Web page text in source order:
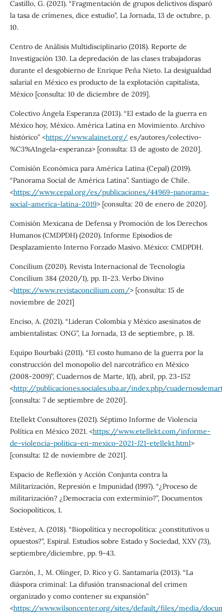
Castillo, G. (2021). “Fragmentación de grupos delictivos disparó
la tasa de crímenes, dice estudio”, La Jornada, 13 de octubre, p.
10.
Centro de Análisis Multidisciplinario (2018). Reporte de
Investigación 130. La depredación de las clases trabajadoras
durante el desgobierno de Enrique Peña Nieto. La desigualdad
salarial en México es producto de la explotación capitalista,
México [consulta: 10 de diciembre de 2019].
Colectivo Ángela Esperanza (2013). “El estado de la guerra en
México hoy, México. América Latina en Movimiento. Archivo
histórico” <https://www.alainet.org/es/autores/colectivo-
%C3%A1ngela-esperanza> [consulta: 13 de agosto de 2020].
Comisión Económica para América Latina (Cepal) (2019).
“Panorama Social de América Latina”. Santiago de Chile.
<https://www.cepal.org/es/publicaciones/44969-panorama-
social-america-latina-2019> [consulta: 20 de enero de 2020].
Comisión Mexicana de Defensa y Promoción de los Derechos
Humanos (CMDPDH) (2020). Informe Episodios de
Desplazamiento Interno Forzado Masivo. México: CMDPDH.
Concilium (2020). Revista Internacional de Tecnología
Concilium 384 (2020/1), pp. 11-23. Verbo Divino
<https://www.revistaconcilium.com/> [consulta: 15 de
noviembre de 2021]
Enciso, A. (2021). “Lideran Colombia y México asesinatos de
ambientalistas: ONG”, La Jornada, 13 de septiembre, p. 18.
Equipo Bourbaki (2011). “El costo humano de la guerra por la
construcción del monopolio del narcotráfico en México
(2008-2009)”, Cuadernos de Marte, 1(1), abril, pp. 23-152
<http://publicaciones.sociales.uba.ar/index.php/
[consulta: 7 de septiembre de 2020].
Etellekt Consultores (2021). Séptimo Informe de Violencia
Política en México 2021. <https://www.etellekt.com/informe-
de-violencia-politica-en-mexico-2021-J21-etellekt.html>
[consulta: 12 de noviembre de 2021].
Espacio de Reflexión y Acción Conjunta contra la
Militarización, Represión e Impunidad (1997). “¿Proceso de
militarización? ¿Democracia con exterminio?”, Documentos
Sociopolíticos, 1.
Estévez, A. (2018). “Biopolítica y necropolítica: ¿constitutivos u
opuestos?”, Espiral. Estudios sobre Estado y Sociedad, XXV (73),
septiembre/diciembre, pp. 9-43.
Garzón, J., M. Olinger, D. Rico y G. Santamaría (2013). “La
diáspora criminal: La difusión transnacional del crimen
organizado y como contener su expansión”
<https://www.wilsoncenter.org/sites/default/files/media/